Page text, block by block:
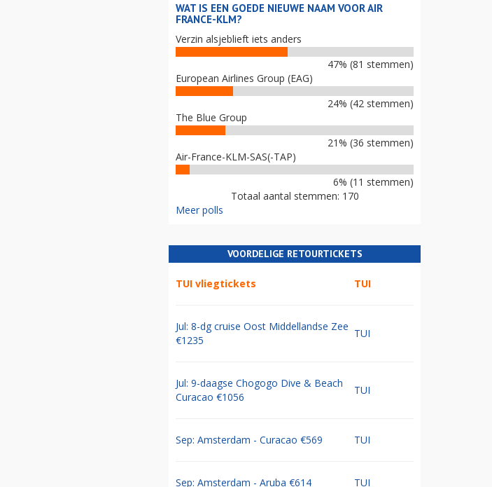
WAT IS EEN GOEDE NIEUWE NAAM VOOR AIR
FRANCE-KLM?
Verzin alsjeblieft iets anders
47% (81 stemmen)
European Airlines Group (EAG)
24% (42 stemmen)
The Blue Group
21% (36 stemmen)
Air-France-KLM-SAS(-TAP)
6% (11 stemmen)
Totaal aantal stemmen: 170
Meer polls
VOORDELIGE RETOURTICKETS
TUI vliegtickets TUI
Jul: 8-dg cruise Oost Middellandse Zee
€1235
TUI
Jul: 9-daagse Chogogo Dive & Beach
Curacao €1056
TUI
Sep: Amsterdam - Curacao €569 TUI
Sep: Amsterdam - Aruba €614 TUI